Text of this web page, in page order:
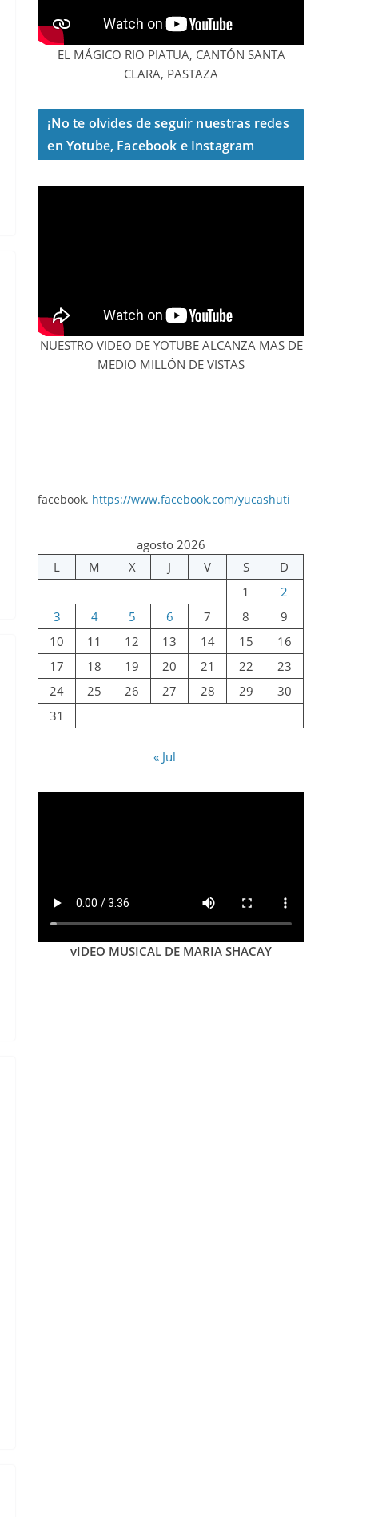
EL MÁGICO RIO PIATUA, CANTÓN SANTA
CLARA, PASTAZA
¡No te olvides de seguir nuestras redes
en Yotube, Facebook e Instagram
NUESTRO VIDEO DE YOTUBE ALCANZA MAS DE
MEDIO MILLÓN DE VISTAS
facebook. https://www.facebook.com/yucashuti
agosto 2026
L
M X J V S
D
1
2
3
4 5 6 7 8
9
10
11 12 13 14 15
16
17
18 19 20 21 22
23
24
25 26 27 28 29
30
31
« Jul
vIDEO MUSICAL DE MARIA SHACAY